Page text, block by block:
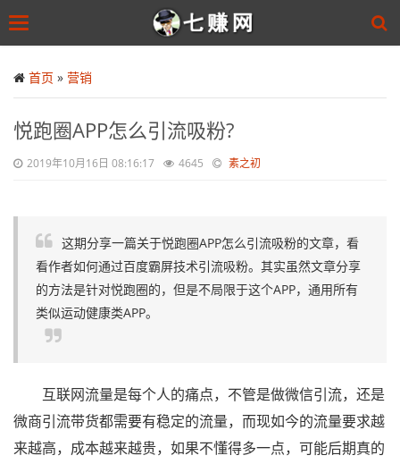
to
main
Toggle
首页 » 营销
悦跑圈APP怎么引流吸粉?
2019年10月16日 08:16:17 4645 素之初
这期分享一篇关于悦跑圈APP怎么引流吸粉的文章，看
看作者如何通过百度霸屏技术引流吸粉。其实虽然文章分享
的方法是针对悦跑圈的，但是不局限于这个APP，通用所有
类似运动健康类APP。
互联网流量是每个人的痛点，不管是做微信引流，还是
微商引流带货都需要有稳定的流量，而现如今的流量要求越
来越高，成本越来越贵，如果不懂得多一点，可能后期真的